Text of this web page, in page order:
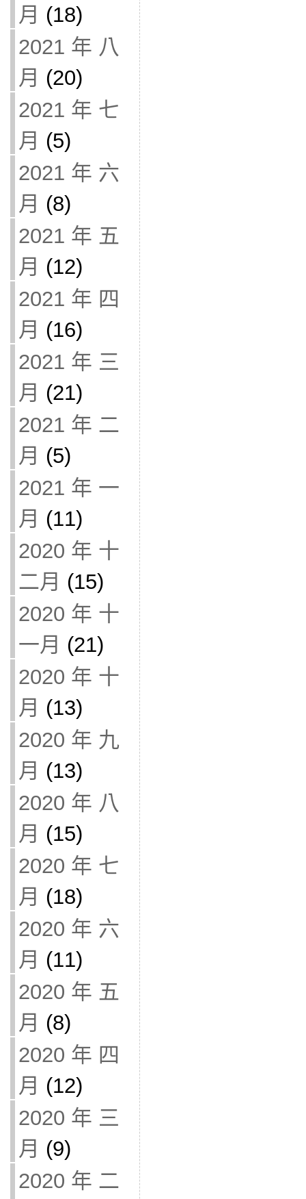
月 (18)
2021 年 八
月 (20)
2021 年 七
月 (5)
2021 年 六
月 (8)
2021 年 五
月 (12)
2021 年 四
月 (16)
2021 年 三
月 (21)
2021 年 二
月 (5)
2021 年 一
月 (11)
2020 年 十
二月 (15)
2020 年 十
一月 (21)
2020 年 十
月 (13)
2020 年 九
月 (13)
2020 年 八
月 (15)
2020 年 七
月 (18)
2020 年 六
月 (11)
2020 年 五
月 (8)
2020 年 四
月 (12)
2020 年 三
月 (9)
2020 年 二